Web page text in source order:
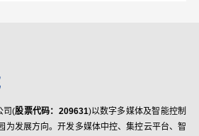
司(股票代码：209631)以数字多媒体及智能控制
为发展方向。开发多媒体中控、集控云平台、智